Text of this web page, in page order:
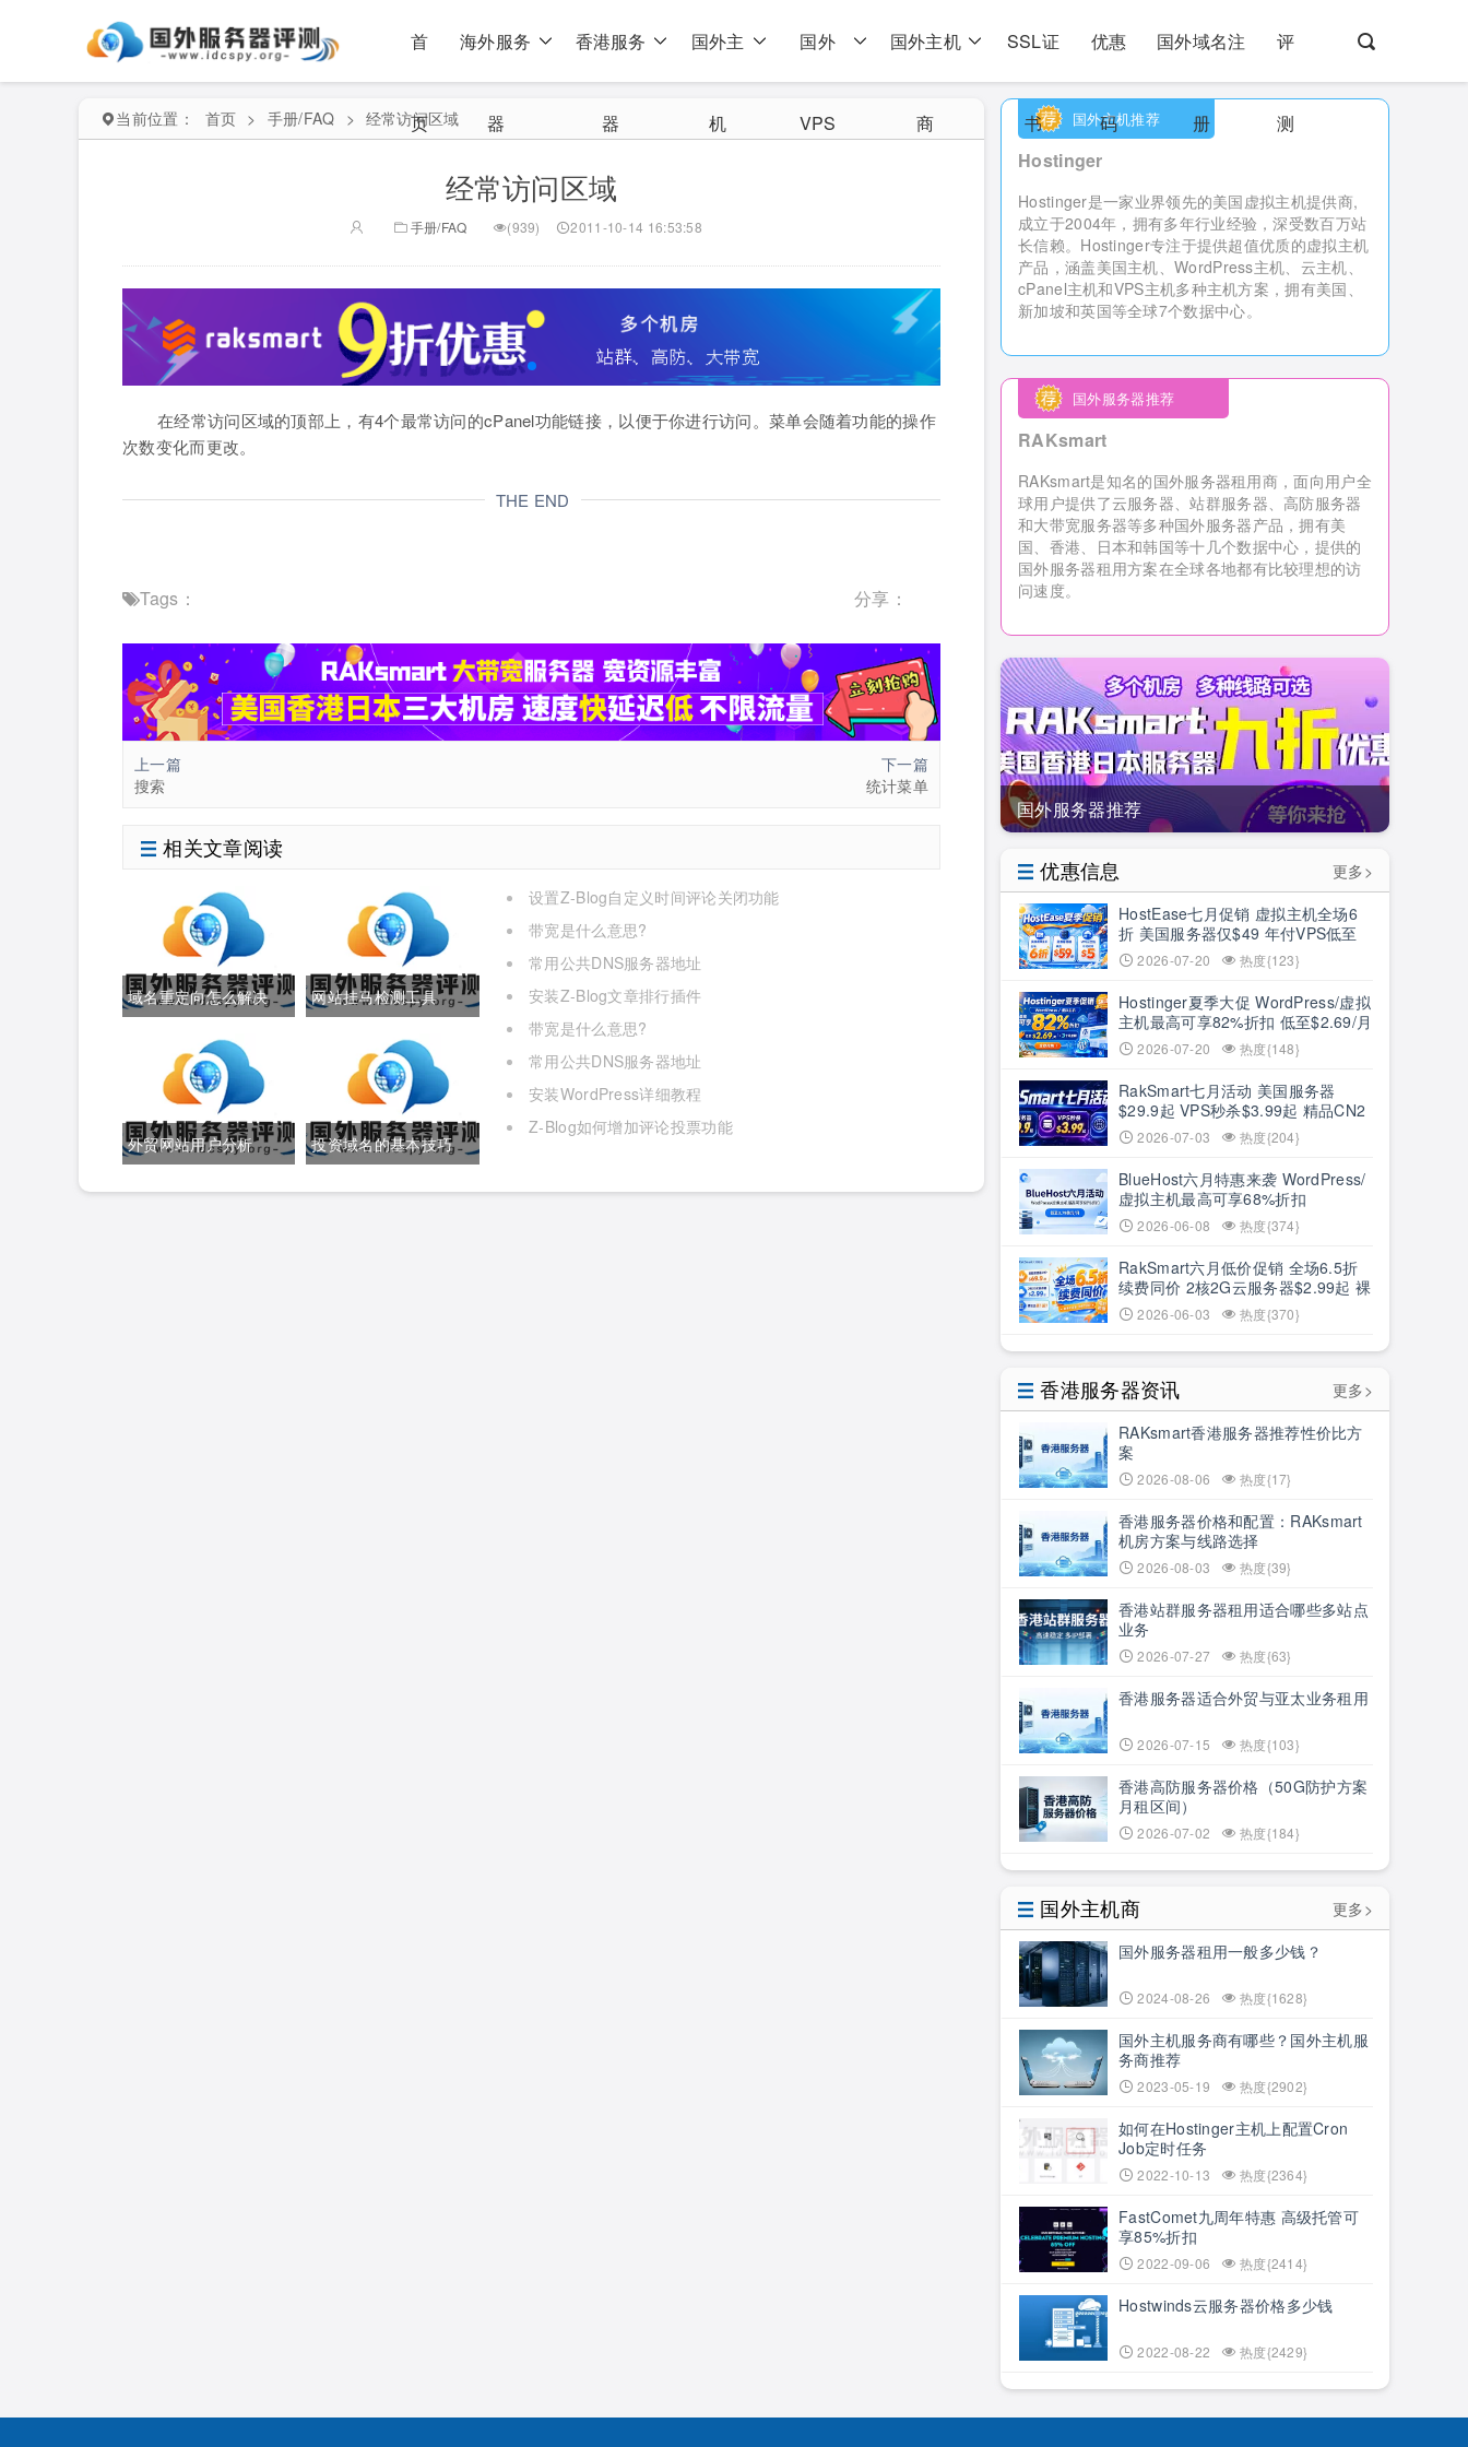
首
页
海外服务
器
香港服务
器
国外主
机
国外
VPS
国外主机
商
SSL证
书
优惠
码
国外域名注
册
评
测
当前位置： 首页 > 手册/FAQ > 经常访问区域
经常访问区域
手册/FAQ (939) 2011-10-14 16:53:58
在经常访问区域的顶部上，有4个最常访问的cPanel功能链接，以便于你进行访问。菜单会随着功能的操作
次数变化而更改。
THE END
Tags： 分享：
上一篇
搜索
下一篇
统计菜单
相关文章阅读
域名重定向怎么解决 网站挂马检测工具
外贸网站用户分析 投资域名的基本技巧
设置Z-Blog自定义时间评论关闭功能
带宽是什么意思?
常用公共DNS服务器地址
安装Z-Blog文章排行插件
带宽是什么意思?
常用公共DNS服务器地址
安装WordPress详细教程
Z-Blog如何增加评论投票功能
国外主机推荐
Hostinger
Hostinger是一家业界领先的美国虚拟主机提供商,
成立于2004年，拥有多年行业经验，深受数百万站
长信赖。Hostinger专注于提供超值优质的虚拟主机
产品，涵盖美国主机、WordPress主机、云主机、
cPanel主机和VPS主机多种主机方案，拥有美国、
新加坡和英国等全球7个数据中心。
国外服务器推荐
RAKsmart
RAKsmart是知名的国外服务器租用商，面向用户全
球用户提供了云服务器、站群服务器、高防服务器
和大带宽服务器等多种国外服务器产品，拥有美
国、香港、日本和韩国等十几个数据中心，提供的
国外服务器租用方案在全球各地都有比较理想的访
问速度。
国外服务器推荐
优惠信息
更多>
HostEase七月促销 虚拟主机全场6
折 美国服务器仅$49 年付VPS低至
$34.9 RTX5090新购立减$100
2026-07-20 热度{123}
Hostinger夏季大促 WordPress/虚拟
主机最高可享82%折扣 低至$2.69/月
+3个月赠期
2026-07-20 热度{148}
RakSmart七月活动 美国服务器
$29.9起 VPS秒杀$3.99起 精品CN2
低至6.5折
2026-07-03 热度{204}
BlueHost六月特惠来袭 WordPress/
虚拟主机最高可享68%折扣
2026-06-08 热度{374}
RakSmart六月低价促销 全场6.5折
续费同价 2核2G云服务器$2.99起 裸
机云买1送1
2026-06-03 热度{370}
香港服务器资讯
更多>
RAKsmart香港服务器推荐性价比方
案
2026-08-06 热度{17}
香港服务器价格和配置：RAKsmart
机房方案与线路选择
2026-08-03 热度{39}
香港站群服务器租用适合哪些多站点
业务
2026-07-27 热度{63}
香港服务器适合外贸与亚太业务租用
2026-07-15 热度{103}
香港高防服务器价格（50G防护方案
月租区间）
2026-07-02 热度{184}
国外主机商
更多>
国外服务器租用一般多少钱？
2024-08-26 热度{1628}
国外主机服务商有哪些？国外主机服
务商推荐
2023-05-19 热度{2902}
如何在Hostinger主机上配置Cron
Job定时任务
2022-10-13 热度{2364}
FastComet九周年特惠 高级托管可
享85%折扣
2022-09-06 热度{2414}
Hostwinds云服务器价格多少钱
2022-08-22 热度{2429}